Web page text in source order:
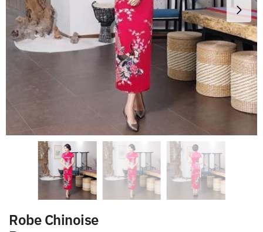
Robe Chinoise